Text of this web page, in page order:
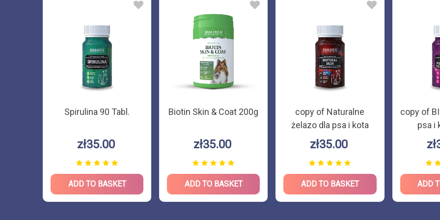
Spirulina 90 Tabl.
zł35.00
ADD TO BASKET
Biotin Skin & Coat 200g
zł35.00
ADD TO BASKET
copy of Naturalne
żelazo dla psa i kota
180g
zł35.00
ADD TO BASKET
copy of
psa i
ADD